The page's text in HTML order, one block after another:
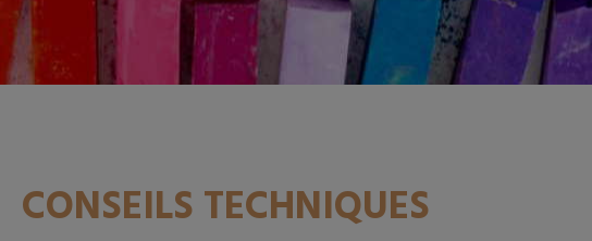
CONSEILS TECHNIQUES